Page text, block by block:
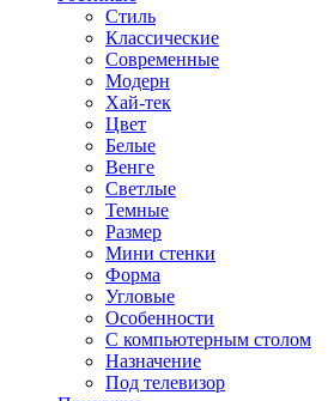
Стиль
Классические
Современные
Модерн
Хай-тек
Цвет
Белые
Венге
Светлые
Темные
Размер
Мини стенки
Форма
Угловые
Особенности
С компьютерным столом
Назначение
Под телевизор